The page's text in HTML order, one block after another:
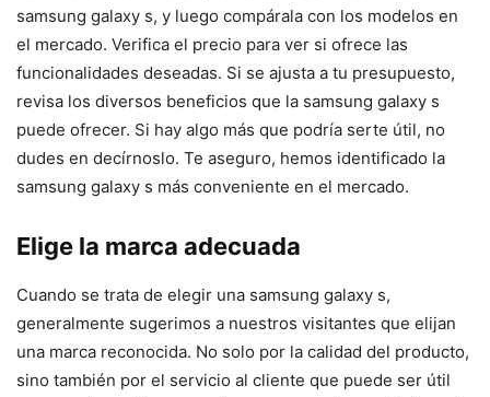
samsung galaxy s, y luego compárala con los modelos en
el mercado. Verifica el precio para ver si ofrece las
funcionalidades deseadas. Si se ajusta a tu presupuesto,
revisa los diversos beneficios que la samsung galaxy s
puede ofrecer. Si hay algo más que podría serte útil, no
dudes en decírnoslo. Te aseguro, hemos identificado la
samsung galaxy s más conveniente en el mercado.
Elige la marca adecuada
Cuando se trata de elegir una samsung galaxy s,
generalmente sugerimos a nuestros visitantes que elijan
una marca reconocida. No solo por la calidad del producto,
sino también por el servicio al cliente que puede ser útil